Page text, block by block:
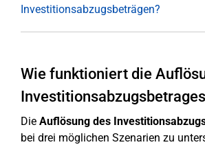
Investitionsabzugsbeträgen?
Wie funktioniert die
Die Auflösung des
bei drei möglichen Szenarien zu